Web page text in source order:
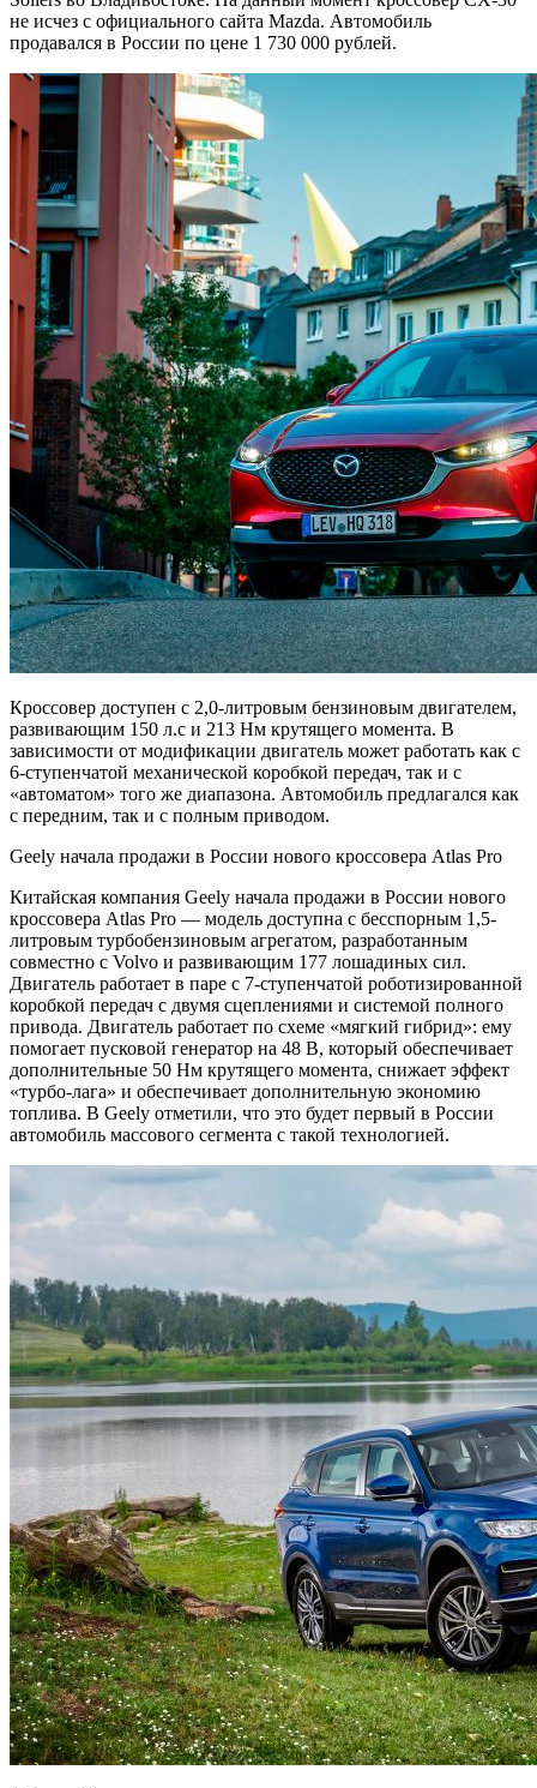
не исчез с официального сайта Mazda. Автомобиль
продавался в России по цене 1 730 000 рублей.
Кроссовер доступен с 2,0-литровым бензиновым двигателем,
развивающим 150 л.с и 213 Нм крутящего момента. В
зависимости от модификации двигатель может работать как с
6-ступенчатой ​​механической коробкой передач, так и с
«автоматом» того же диапазона. Автомобиль предлагался как
с передним, так и с полным приводом.
Geely начала продажи в России нового кроссовера Atlas Pro
Китайская компания Geely начала продажи в России нового
кроссовера Atlas Pro — модель доступна с бесспорным 1,5-
литровым турбобензиновым агрегатом, разработанным
совместно с Volvo и развивающим 177 лошадиных сил.
Двигатель работает в паре с 7-ступенчатой ​​роботизированной
коробкой передач с двумя сцеплениями и системой полного
привода. Двигатель работает по схеме «мягкий гибрид»: ему
помогает пусковой генератор на 48 В, который обеспечивает
дополнительные 50 Нм крутящего момента, снижает эффект
«турбо-лага» и обеспечивает дополнительную экономию
топлива. В Geely отметили, что это будет первый в России
автомобиль массового сегмента с такой технологией.